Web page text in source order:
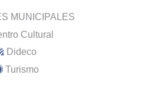
MUNICIPALES
Cultural
Dideco
Turismo